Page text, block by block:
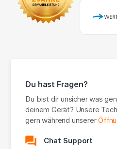
Du hast Fragen?
Du bist dir unsicher was
deinem Gerät? Unsere
gern während unserer
Chat Support